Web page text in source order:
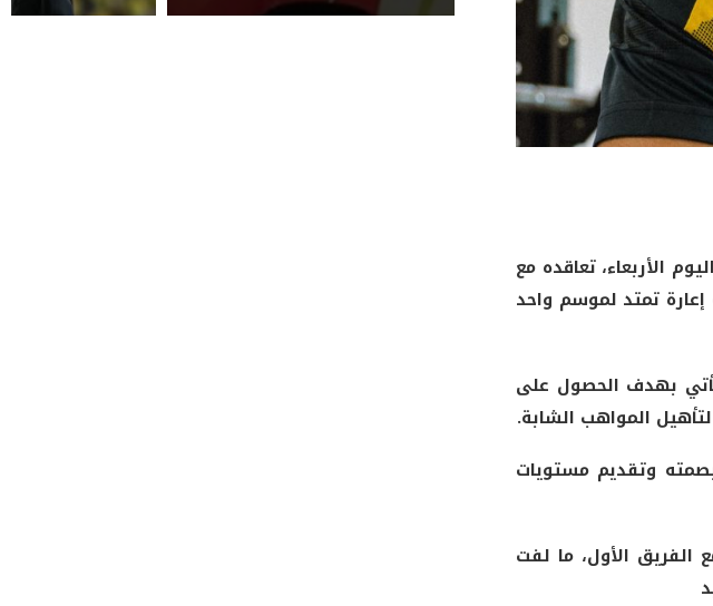
الأربعاء، تعاقده مع
تمتد لموسم واحد
غير أن انتقاله إلى باو يأتي بهدف الحصول على
المواهب الشابة.
إلى ترك بصمته وتقديم مستويات
الأول، ما لفت